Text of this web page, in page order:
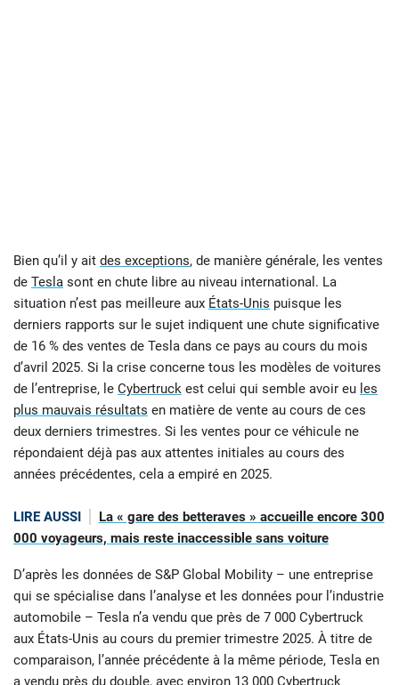
Bien qu’il y ait des exceptions, de manière générale, les ventes
de Tesla sont en chute libre au niveau international. La
situation n’est pas meilleure aux États-Unis puisque les
derniers rapports sur le sujet indiquent une chute significative
de 16 % des ventes de Tesla dans ce pays au cours du mois
d’avril 2025. Si la crise concerne tous les modèles de voitures
de l’entreprise, le Cybertruck est celui qui semble avoir eu les
plus mauvais résultats en matière de vente au cours de ces
deux derniers trimestres. Si les ventes pour ce véhicule ne
répondaient déjà pas aux attentes initiales au cours des
années précédentes, cela a empiré en 2025.
LIRE AUSSI
La « gare des betteraves » accueille encore 300
000 voyageurs, mais reste inaccessible sans voiture
D’après les données de S&P Global Mobility – une entreprise
qui se spécialise dans l’analyse et les données pour l’industrie
automobile – Tesla n’a vendu que près de 7 000 Cybertruck
aux États-Unis au cours du premier trimestre 2025. À titre de
comparaison, l’année précédente à la même période, Tesla en
a vendu près du double, avec environ 13 000 Cybertruck